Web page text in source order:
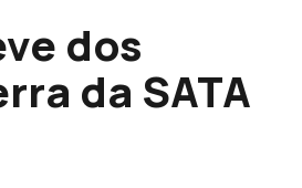
dos
da SATA